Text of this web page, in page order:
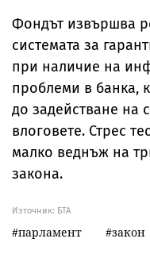
Фондът извършва
системата за
при наличие на
проблеми в банка,
до задействане на
влоговете. Стрес
малко веднъж на
закона.
Източник: БТА
парламент закон